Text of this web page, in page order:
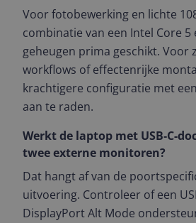
Voor fotobewerking en lichte
combinatie van een Intel Core 5
geheugen prima geschikt. Voor
workflows of effectenrijke
krachtigere configuratie met
aan te raden.
Werkt de laptop met USB‑C-
twee externe monitoren?
Dat hangt af van de
uitvoering. Controleer of een
DisplayPort Alt Mode